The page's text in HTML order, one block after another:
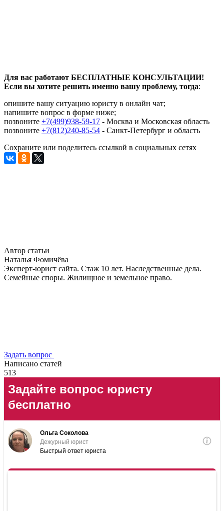
Для вас работают БЕСПЛАТНЫЕ КОНСУЛЬТАЦИИ!
Если вы хотите решить именно вашу проблему, тогда:
опишите вашу ситуацию юристу в онлайн чат;
напишите вопрос в форме ниже;
позвоните +7(499)938-59-17 - Москва и Московская область
позвоните +7(812)240-85-54 - Санкт-Петербург и область
Сохраните или поделитесь ссылкой в социальных сетях
Автор статьи
Наталья Фомичёва
Эксперт-юрист сайта. Стаж 10 лет. Наследственные дела.
Семейные споры. Жилищное и земельное право.
Задать вопрос
Написано статей
513